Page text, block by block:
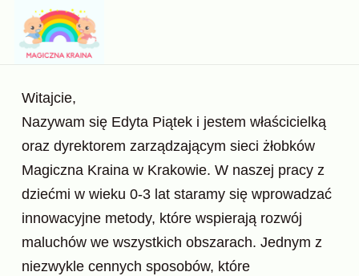
Witajcie,
Nazywam się Edyta Piątek i jestem właścicielką
oraz dyrektorem zarządzającym sieci żłobków
Magiczna Kraina w Krakowie. W naszej pracy z
dziećmi w wieku 0-3 lat staramy się wprowadzać
innowacyjne metody, które wspierają rozwój
maluchów we wszystkich obszarach. Jednym z
niezwykle cennych sposobów, które